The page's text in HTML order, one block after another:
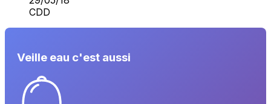
CDD
Veille eau c'est aussi